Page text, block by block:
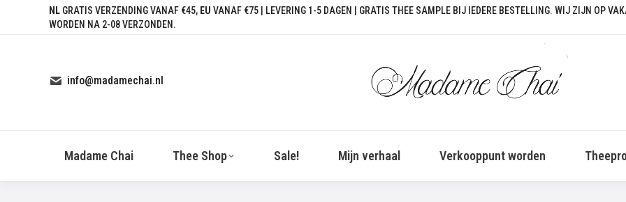
NL GRATIS VERZENDING VANAF €45, EU VANAF €75 | LEVERING 1-5 DAGEN | GRATIS THEE SAMPLE BIJ IEDERE BESTELLING. WIJ ZIJN OP
WORDEN NA 2-08 VERZONDEN.
info@madamechai.nl
Madame Chai Thee Shop Sale! Mijn verhaal Verkooppunt worden